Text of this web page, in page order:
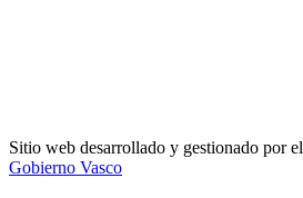
Sitio web desarrollado y gestionado por el
Gobierno Vasco